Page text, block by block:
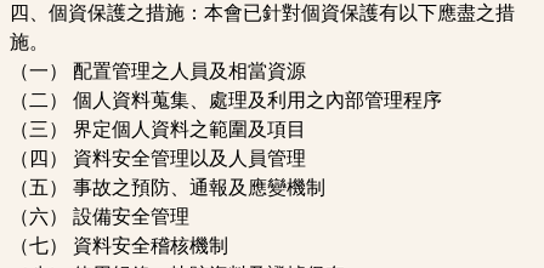
四、個資保護之措施：本會已針對個資保護有以下應盡之措
施。
（一） 配置管理之人員及相當資源
（二） 個人資料蒐集、處理及利用之內部管理程序
（三） 界定個人資料之範圍及項目
（四） 資料安全管理以及人員管理
（五） 事故之預防、通報及應變機制
（六） 設備安全管理
（七） 資料安全稽核機制